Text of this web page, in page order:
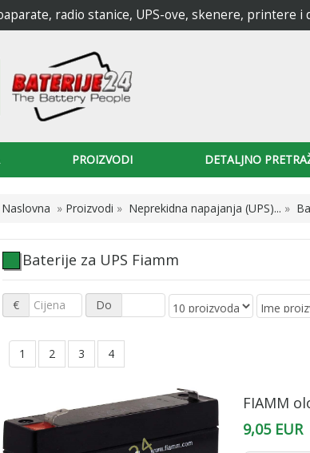
radio stanice, UPS-ove, skenere, printere i
PROIZVODI DETALJNO
Naslovna » Proizvodi » Neprekidna napajanja (UPS)... »
Baterije za UPS Fiamm
€ Do
1 2 3 4
FIAMM
9,05 EUR